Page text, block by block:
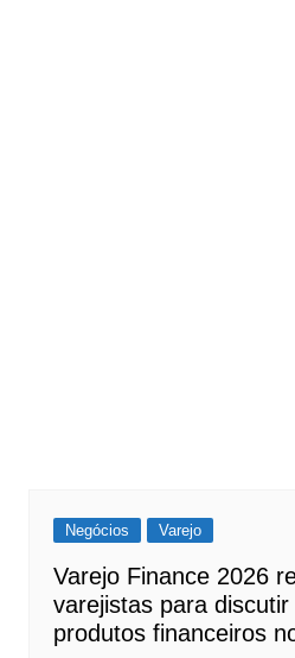
Negócios Varejo
Varejo Finance 2026
varejistas para
produtos financeiros